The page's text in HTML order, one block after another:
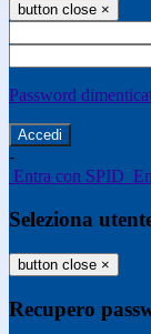
button close ×
Password
-
Entra con SPID
Seleziona
button close ×
Recupero